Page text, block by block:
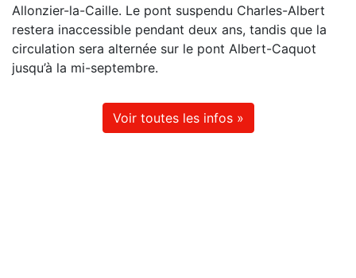
Allonzier-la-Caille. Le pont suspendu Charles-Albert
restera inaccessible pendant deux ans, tandis que la
circulation sera alternée sur le pont Albert-Caquot
jusqu’à la mi-septembre.
Voir toutes les infos »